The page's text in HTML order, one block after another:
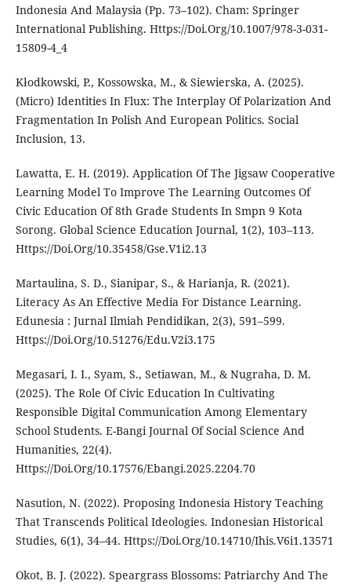
Indonesia And Malaysia (Pp. 73–102). Cham: Springer
International Publishing. Https://Doi.Org/10.1007/978-3-031-
15809-4_4
Kłodkowski, P., Kossowska, M., & Siewierska, A. (2025).
(Micro) Identities In Flux: The Interplay Of Polarization And
Fragmentation In Polish And European Politics. Social
Inclusion, 13.
Lawatta, E. H. (2019). Application Of The Jigsaw Cooperative
Learning Model To Improve The Learning Outcomes Of
Civic Education Of 8th Grade Students In Smpn 9 Kota
Sorong. Global Science Education Journal, 1(2), 103–113.
Https://Doi.Org/10.35458/Gse.V1i2.13
Martaulina, S. D., Sianipar, S., & Harianja, R. (2021).
Literacy As An Effective Media For Distance Learning.
Edunesia : Jurnal Ilmiah Pendidikan, 2(3), 591–599.
Https://Doi.Org/10.51276/Edu.V2i3.175
Megasari, I. I., Syam, S., Setiawan, M., & Nugraha, D. M.
(2025). The Role Of Civic Education In Cultivating
Responsible Digital Communication Among Elementary
School Students. E-Bangi Journal Of Social Science And
Humanities, 22(4).
Https://Doi.Org/10.17576/Ebangi.2025.2204.70
Nasution, N. (2022). Proposing Indonesia History Teaching
That Transcends Political Ideologies. Indonesian Historical
Studies, 6(1), 34–44. Https://Doi.Org/10.14710/Ihis.V6i1.13571
Okot, B. J. (2022). Speargrass Blossoms: Patriarchy And The